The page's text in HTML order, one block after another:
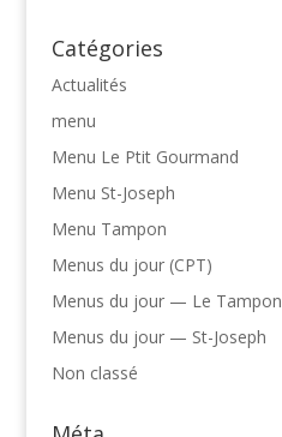
Catégories
Actualités
menu
Menu Le Ptit Gourmand
Menu St-Joseph
Menu Tampon
Menus du jour (CPT)
Menus du jour — Le Tampon
Menus du jour — St-Joseph
Non classé